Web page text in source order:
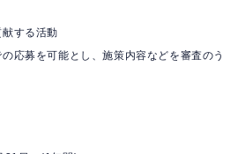
献する活動
応募を可能とし、施策内容などを審査のう